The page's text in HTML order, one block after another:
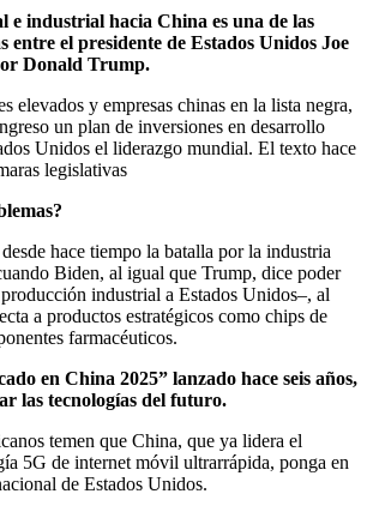
e industrial hacia China es una de las
entre el presidente de Estados Unidos Joe
Donald Trump.
elevados y empresas chinas en la lista negra,
un plan de inversiones en desarrollo
Unidos el liderazgo mundial. El texto hace
legislativas
hace tiempo la batalla por la industria
Biden, al igual que Trump, dice poder
industrial a Estados Unidos–, al
a productos estratégicos como chips de
farmacéuticos.
en China 2025” lanzado hace seis años,
las tecnologías del futuro.
temen que China, que ya lidera el
5G de internet móvil ultrarrápida, ponga en
de Estados Unidos.